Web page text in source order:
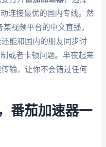
连接最优的国内专线。然
视频平台的中文直播，
能和国内的朋友同步讨
或者卡顿问题。半夜起来
输，让你不会错过任何
番茄加速器一